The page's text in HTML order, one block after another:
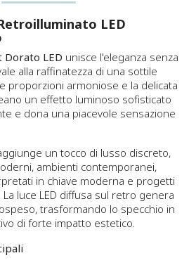
LED
LED unisce l'eleganza senza
alla raffinatezza di una sottile
proporzioni armoniose e la delicata
un effetto luminoso sofisticato
e dona una piacevole sensazione
un tocco di lusso discreto,
ambienti contemporanei,
in chiave moderna e progetti
luce LED diffusa sul retro genera
trasformando lo specchio in
di forte impatto estetico.